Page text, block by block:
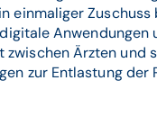
einmaliger
Anwendungen
zwischen Ärzten und
zur Entlastung der